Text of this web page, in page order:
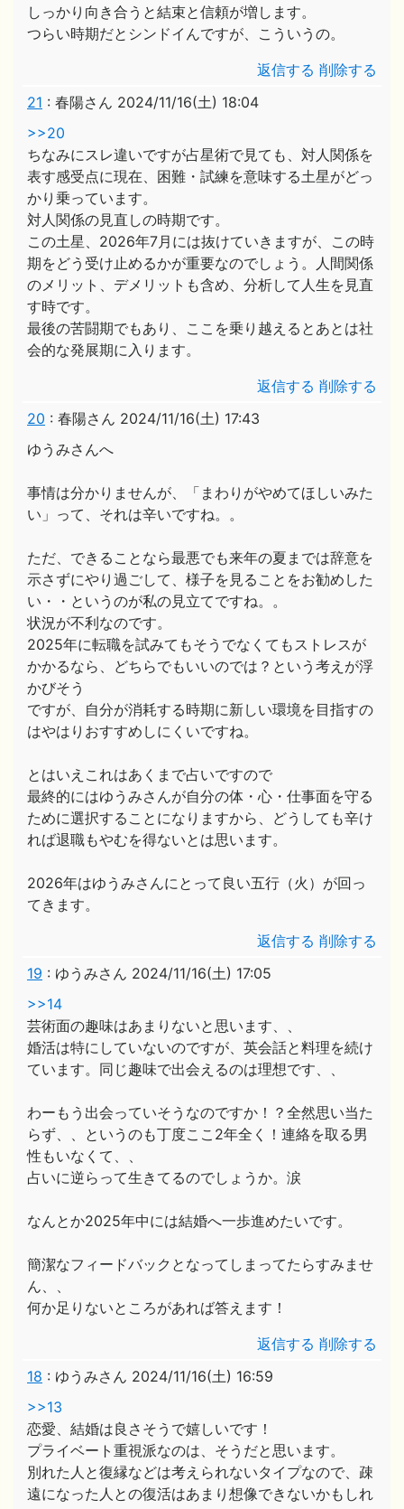
しっかり向き合うと結束と信頼が増します。
つらい時期だとシンドイんですが、こういうの。
返信する 削除する
21 : 春陽さん 2024/11/16(土) 18:04
>>20
ちなみにスレ違いですが占星術で見ても、対人関係を
表す感受点に現在、困難・試練を意味する土星がどっ
かり乗っています。
対人関係の見直しの時期です。
この土星、2026年7月には抜けていきますが、この時
期をどう受け止めるかが重要なのでしょう。人間関係
のメリット、デメリットも含め、分析して人生を見直
す時です。
最後の苦闘期でもあり、ここを乗り越えるとあとは社
会的な発展期に入ります。
返信する 削除する
20 : 春陽さん 2024/11/16(土) 17:43
ゆうみさんへ
事情は分かりませんが、「まわりがやめてほしいみた
い」って、それは辛いですね。。
ただ、できることなら最悪でも来年の夏までは辞意を
示さずにやり過ごして、様子を見ることをお勧めした
い・・というのが私の見立てですね。。
状況が不利なのです。
2025年に転職を試みてもそうでなくてもストレスが
かかるなら、どちらでもいいのでは？という考えが浮
かびそう
ですが、自分が消耗する時期に新しい環境を目指すの
はやはりおすすめしにくいですね。
とはいえこれはあくまで占いですので
最終的にはゆうみさんが自分の体・心・仕事面を守る
ために選択することになりますから、どうしても辛け
れば退職もやむを得ないとは思います。
2026年はゆうみさんにとって良い五行（火）が回っ
てきます。
返信する 削除する
19 : ゆうみさん 2024/11/16(土) 17:05
>>14
芸術面の趣味はあまりないと思います、、
婚活は特にしていないのですが、英会話と料理を続け
ています。同じ趣味で出会えるのは理想です、、
わーもう出会っていそうなのですか！？全然思い当た
らず、、というのも丁度ここ2年全く！連絡を取る男
性もいなくて、、
占いに逆らって生きてるのでしょうか。涙
なんとか2025年中には結婚へ一歩進めたいです。
簡潔なフィードバックとなってしまってたらすみませ
ん、、
何か足りないところがあれば答えます！
返信する 削除する
18 : ゆうみさん 2024/11/16(土) 16:59
>>13
恋愛、結婚は良さそうで嬉しいです！
プライベート重視派なのは、そうだと思います。
別れた人と復縁などは考えられないタイプなので、疎
遠になった人との復活はあまり想像できないかもしれ